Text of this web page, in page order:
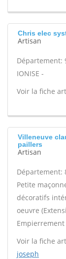
Chris elec
Artisan
Département:
IONISE -
Voir la fiche
Villeneuve
paillers
Artisan
Département:
Petite
décoratifs
oeuvre
Empierrement
Voir la fiche
joseph